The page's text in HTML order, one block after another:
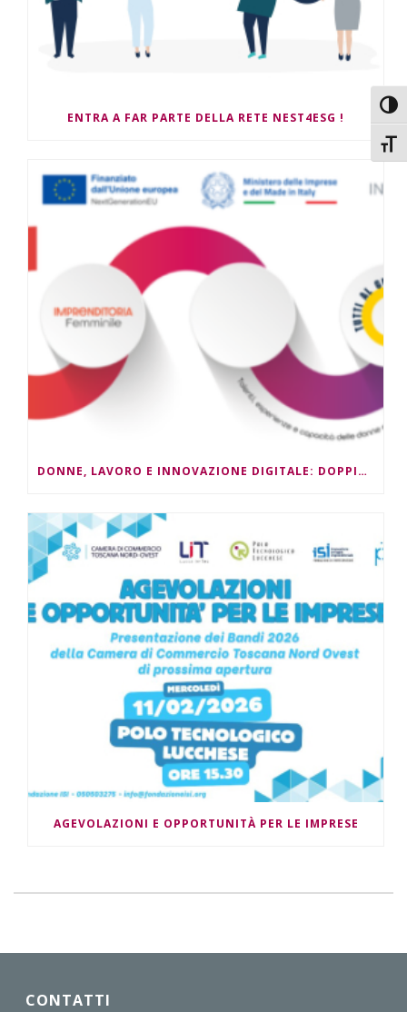
ENTRA A FAR PARTE DELLA RETE NEST4ESG !
DONNE, LAVORO E INNOVAZIONE DIGITALE: DOPPIO APPUNTAMENTO
AGEVOLAZIONI E OPPORTUNITÀ PER LE IMPRESE
CONTATTI